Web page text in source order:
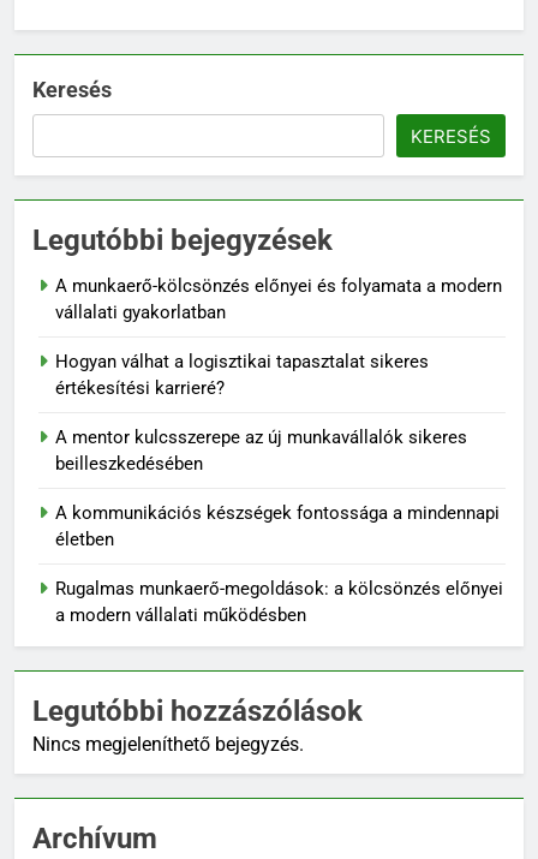
Keresés
KERESÉS
Legutóbbi bejegyzések
A munkaerő-kölcsönzés előnyei és folyamata a modern
vállalati gyakorlatban
Hogyan válhat a logisztikai tapasztalat sikeres
értékesítési karrieré?
A mentor kulcsszerepe az új munkavállalók sikeres
beilleszkedésében
A kommunikációs készségek fontossága a mindennapi
életben
Rugalmas munkaerő-megoldások: a kölcsönzés előnyei
a modern vállalati működésben
Legutóbbi hozzászólások
Nincs megjeleníthető bejegyzés.
Archívum